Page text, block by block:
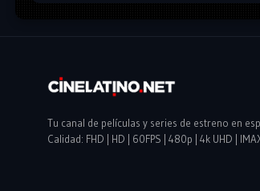
Tu canal de películas y series de estreno en
Calidad: FHD | HD | 60FPS | 480p | 4k UHD |